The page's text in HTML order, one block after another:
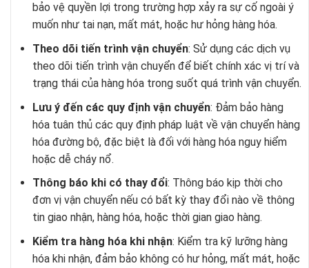
bảo vệ quyền lợi trong trường hợp xảy ra sự cố ngoài ý
muốn như tai nạn, mất mát, hoặc hư hỏng hàng hóa.
Theo dõi tiến trình vận chuyển: Sử dụng các dịch vụ
theo dõi tiến trình vận chuyển để biết chính xác vị trí và
trạng thái của hàng hóa trong suốt quá trình vận chuyển.
Lưu ý đến các quy định vận chuyển: Đảm bảo hàng
hóa tuân thủ các quy định pháp luật về vận chuyển hàng
hóa đường bộ, đặc biệt là đối với hàng hóa nguy hiểm
hoặc dễ cháy nổ.
Thông báo khi có thay đổi: Thông báo kịp thời cho
đơn vị vận chuyển nếu có bất kỳ thay đổi nào về thông
tin giao nhận, hàng hóa, hoặc thời gian giao hàng.
Kiểm tra hàng hóa khi nhận: Kiểm tra kỹ lưỡng hàng
hóa khi nhận, đảm bảo không có hư hỏng, mất mát, hoặc